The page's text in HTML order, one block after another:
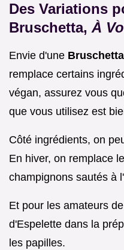
Des Variations
Bruschetta, À
Envie d'une
remplace certains
végan, assurez vous
que vous utilisez est
Côté ingrédients, on
En hiver, on remplace
champignons sautés à
Et pour les amateurs
d'Espelette dans la
les papilles.